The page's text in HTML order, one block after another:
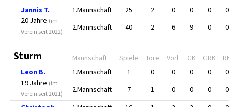
Jannis T.
20 Jahre (im
Verein seit 2022)
1.Mannschaft 25 2 0 0 0
0
2.Mannschaft
40 2 6 9 0 0
Sturm Mannschaft Spiele Tore Vorl. GK GRK
Leon B.
19 Jahre (im
Verein seit 2021)
1.Mannschaft 1 0 0 0 0
0
2.Mannschaft
7 1 0 0 0
0